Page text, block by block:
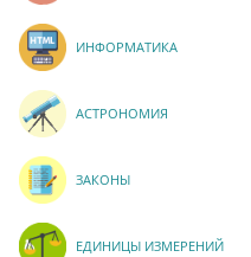
ИНФОРМАТИКА
АСТРОНОМИЯ
ЗАКОНЫ
ЕДИНИЦЫ ИЗМЕРЕНИЙ